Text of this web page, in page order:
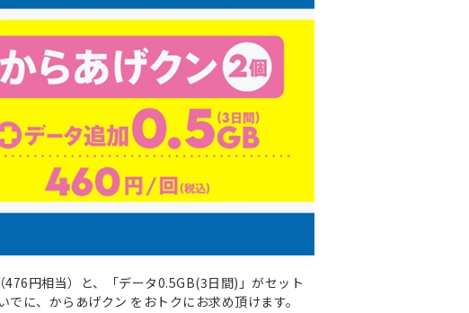
円相当）と、「データ0.5GB(3日間)」がセット
に、からあげクン をおトクにお求め頂けます。